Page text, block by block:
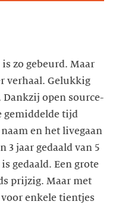
zo gebeurd. Maar
verhaal. Gelukkig
open source-
gemiddelde tijd
en het livegaan
3 jaar gedaald van 5
gedaald. Een grote
prijzig. Maar met
enkele tientjes